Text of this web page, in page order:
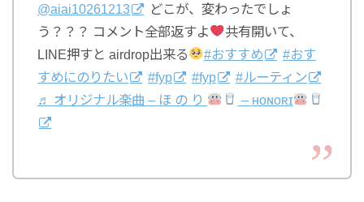
@aiai10261213
どこが、変わったでしょ
う？？？ コメント全部返すよ
共有開いて、
LINE押すと airdrop出来る
#おすすめ
#おす
すめにのりたい
#fyp #fyp
#ルーティン
♬ オリジナル楽曲 – ほ の り
– ʜᴏɴᴏʀɪ